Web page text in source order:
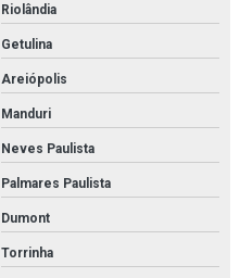
Riolândia
Getulina
Areiópolis
Manduri
Neves Paulista
Palmares Paulista
Dumont
Torrinha